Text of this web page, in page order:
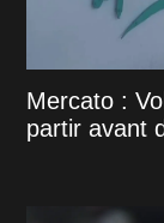
Mercato :
partir avant